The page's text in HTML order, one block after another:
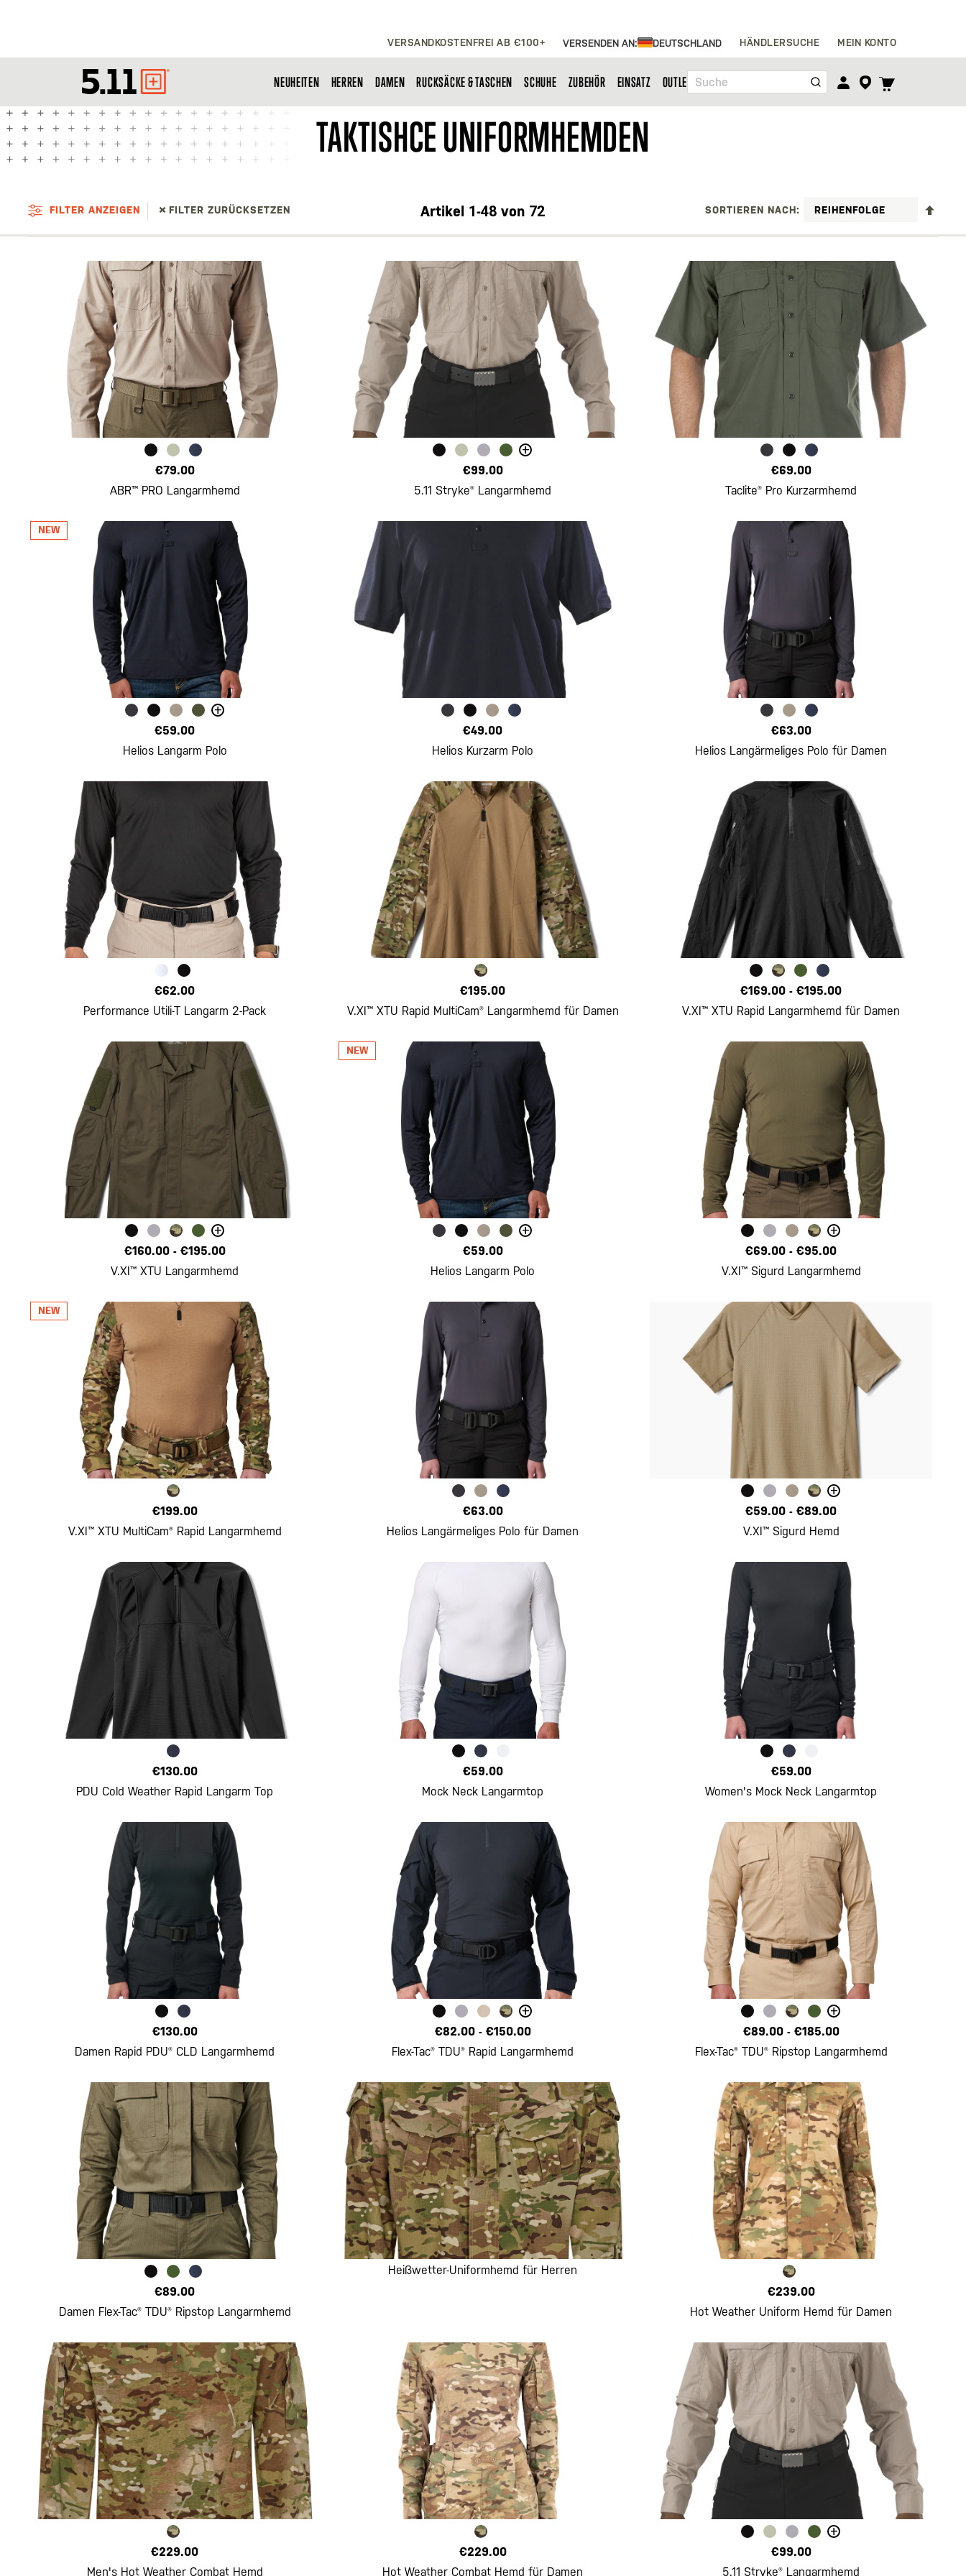
VERSANDKOSTENFREI AB €100+ VERSENDEN AN: DEUTSCHLAND HÄNDLERSUCHE MEIN KONTO
Tactical
Gear
Suche
TOGGLE
NEUHEITEN HERREN DAMEN RUCKSÄCKE & TASCHEN SCHUHE ZUBEHÖR EINSATZ OUTLET
TAKTISHCE UNIFORMHEMDEN
Artikel 1-48 von 72
FILTER ANZEIGEN FILTER ZURÜCKSETZEN SORTIEREN NACH
€79.00
ABR™ PRO Langarmhemd
+
€99.00
5.11 Stryke® Langarmhemd
€69.00
Taclite® Pro Kurzarmhemd
+
€59.00
Helios Langarm Polo
€49.00
Helios Kurzarm Polo
€63.00
Helios Langärmeliges Polo für Damen
€62.00
Performance Utili-T Langarm 2-Pack
€195.00
V.XI™ XTU Rapid MultiCam® Langarmhemd für Damen
€169.00 -€195.00
V.XI™ XTU Rapid Langarmhemd für Damen
+
€160.00- €195.00
V.XI™ XTU Langarmhemd
+
€59.00
Helios Langarm Polo
+
€69.00 -€95.00
V.XI™ Sigurd Langarmhemd
€199.00
V.XI™ XTU MultiCam® Rapid Langarmhemd
€63.00
Helios Langärmeliges Polo für Damen
+
€59.00 -€89.00
V.XI™ Sigurd Hemd
€130.00
PDU Cold Weather Rapid Langarm Top
€59.00
Mock Neck Langarmtop
€59.00
Women's Mock Neck Langarmtop
€130.00
Damen Rapid PDU® CLD Langarmhemd
+
€82.00- €150.00
Flex-Tac® TDU® Rapid Langarmhemd
+
€89.00- €185.00
Flex-Tac® TDU® Ripstop Langarmhemd
€89.00
Damen Flex-Tac® TDU® Ripstop Langarmhemd
Heißwetter-Uniformhemd für Herren
€239.00
Hot Weather Uniform Hemd für Damen
€229.00
Men's Hot Weather Combat Hemd
€229.00
Hot Weather Combat Hemd für Damen
+
€99.00
5.11 Stryke® Langarmhemd